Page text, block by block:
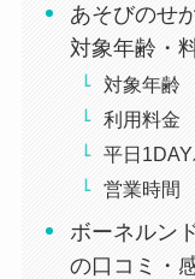
あそびのせ
対象年齢・
対象年齢
利用料金
平日
営業時間
ボーネルン
の口コミ・